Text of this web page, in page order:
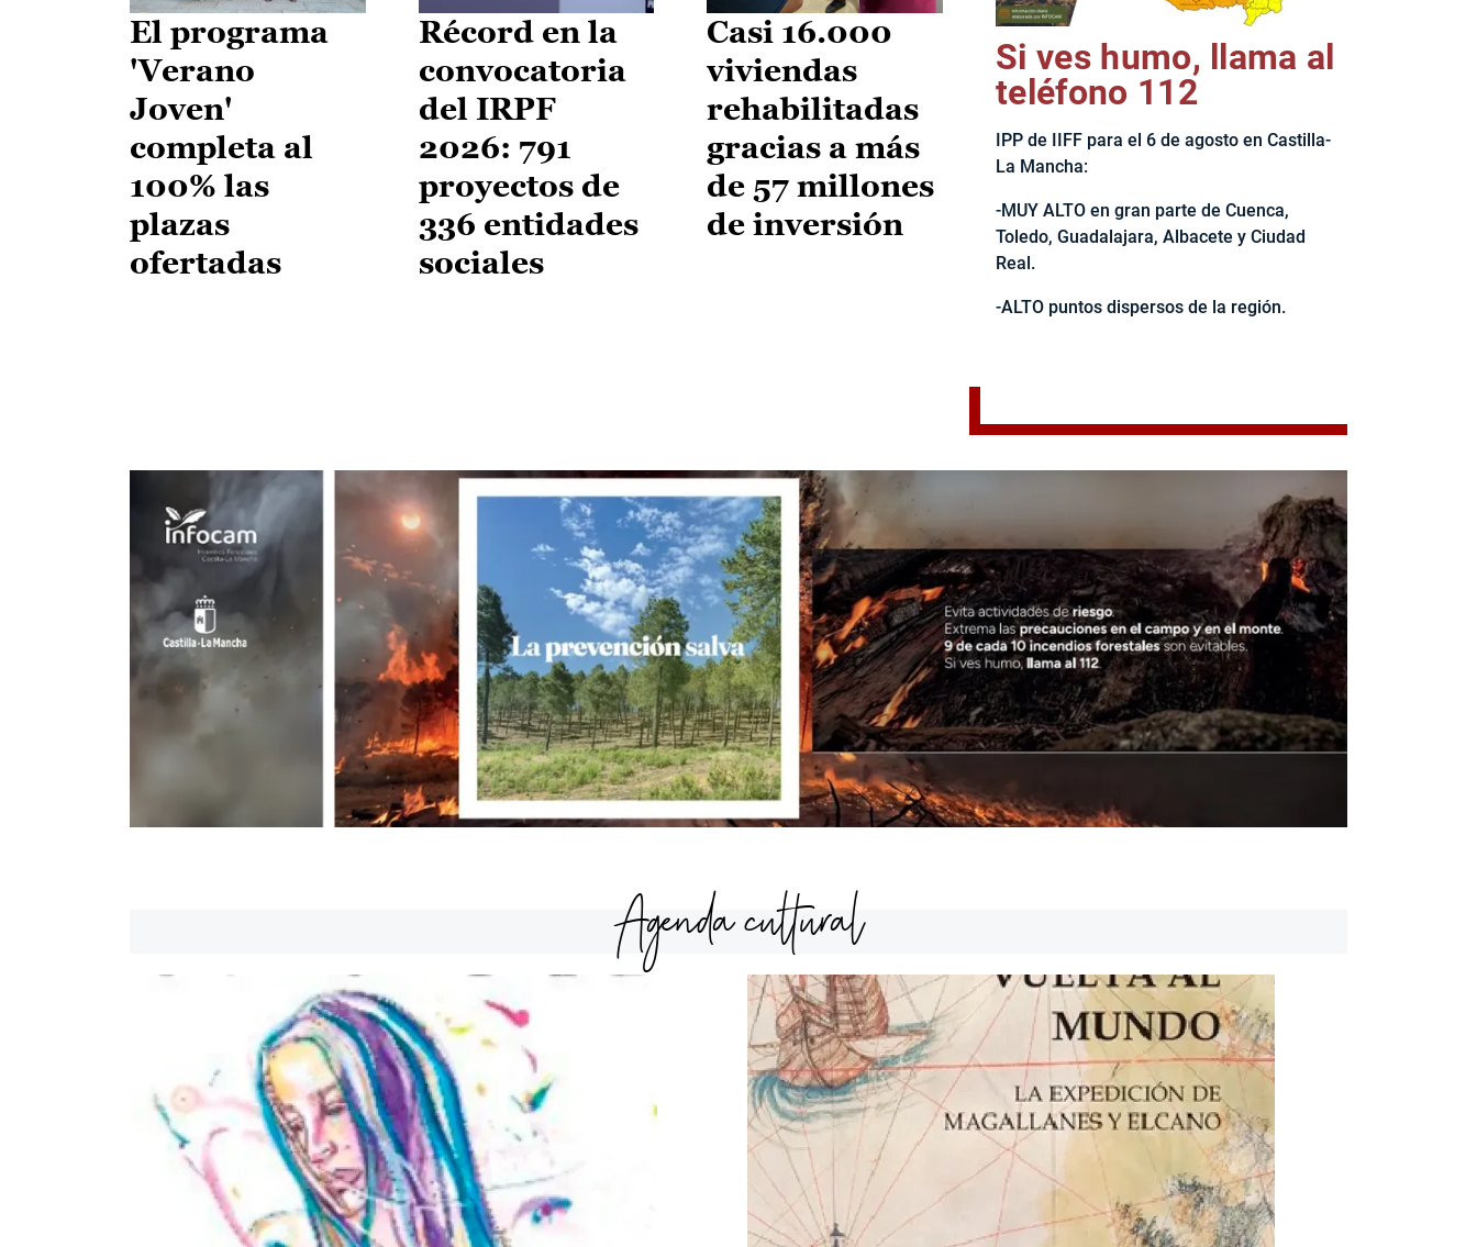
El programa
'Verano
Joven'
completa al
100% las
plazas
ofertadas
Récord en la
convocatoria
del IRPF
2026: 791
proyectos de
336 entidades
sociales
Casi 16.000
viviendas
rehabilitadas
gracias a más
de 57 millones
de inversión
Si ves humo, llama al
teléfono 112
IPP de IIFF para el 6 de agosto en Castilla-
La Mancha:
-MUY ALTO en gran parte de Cuenca,
Toledo, Guadalajara, Albacete y Ciudad
Real.
-ALTO puntos dispersos de la región.
Agenda cultural